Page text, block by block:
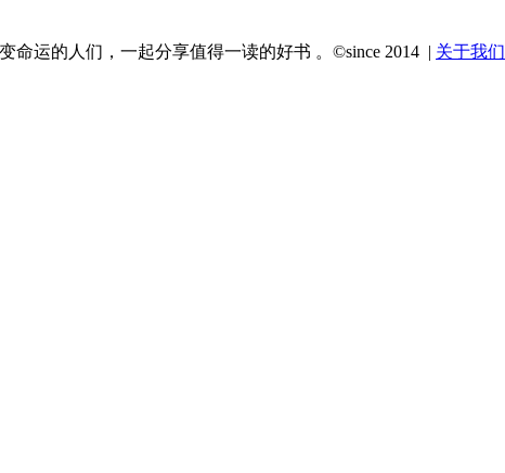
命运的人们，一起分享值得一读的好书 。©since 2014 | 关于我们